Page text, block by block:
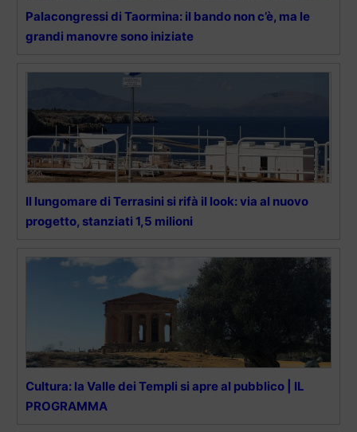
Palacongressi di Taormina: il bando non c’è, ma le
grandi manovre sono iniziate
Il lungomare di Terrasini si rifà il look: via al nuovo
progetto, stanziati 1,5 milioni
Cultura: la Valle dei Templi si apre al pubblico | IL
PROGRAMMA